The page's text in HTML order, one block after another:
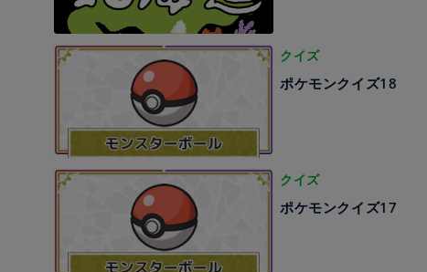
クイズ
ポケモンクイズ18
クイズ
ポケモンクイズ17